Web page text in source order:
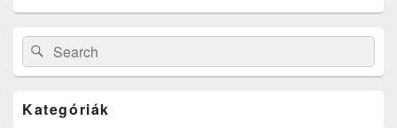
Search
for:
Search
Kategóriák